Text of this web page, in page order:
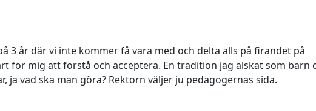
3 år där vi inte kommer få vara med och delta alls på firandet på
för mig att förstå och acceptera. En tradition jag älskat som barn
ja vad ska man göra? Rektorn väljer ju pedagogernas sida.